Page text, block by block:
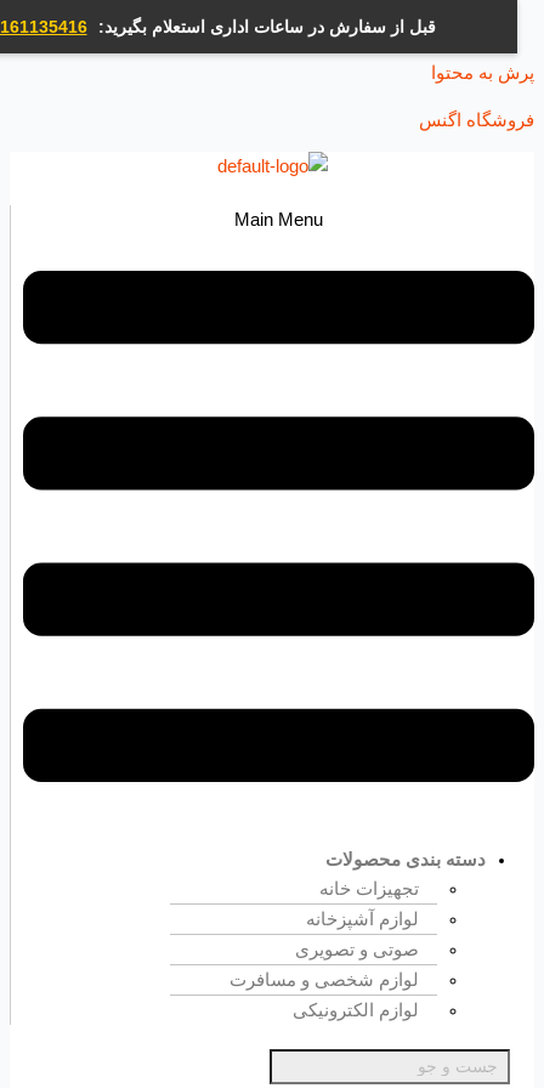
قبل از سفارش در ساعات اداری استعلام بگیرید: 09161135416
محتوا
اگنس
Main Menu
دسته بندی محصولات
تجهیزات خانه
لوازم آشپزخانه
صوتی و تصویری
لوازم شخصی و مسافرت
لوازم الکترونیکی